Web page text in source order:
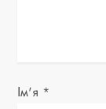
і
Ім'я *